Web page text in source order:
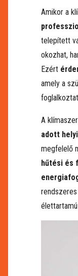
Amikor a
telepített
okozhat,
Ezért
amely a
A
adott
megfelelő
hűtési és